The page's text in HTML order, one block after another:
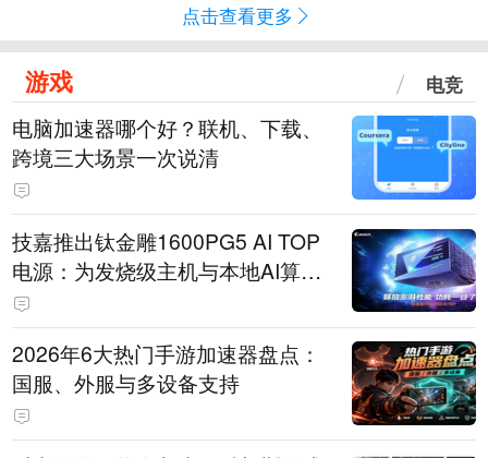
点击查看更多
游戏 电竞
电脑加速器哪个好？联机、下载、
跨境三大场景一次说清
技嘉推出钛金雕1600PG5 AI TOP
电源：为发烧级主机与本地AI算力
打造旗舰供电方案
2026年6大热门手游加速器盘点：
国服、外服与多设备支持